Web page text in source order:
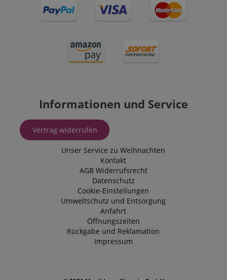
Informationen und Service
Vertrag widerrufen
Unser Service zu Weihnachten
Kontakt
AGB Widerrufsrecht
Datenschutz
Cookie-Einstellungen
Umweltschutz und Entsorgung
Anfahrt
Öffnungszeiten
Rückgabe und Reklamation
Impressum